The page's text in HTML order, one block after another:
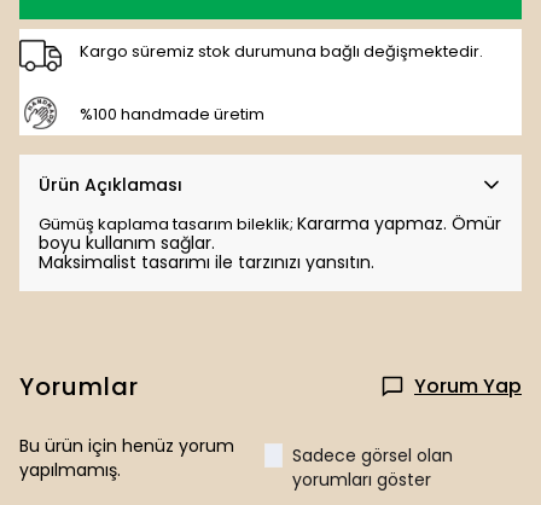
Kargo süremiz stok durumuna bağlı değişmektedir.
%100 handmade üretim
Ürün Açıklaması
Gümüş kaplama tasarım bileklik; Kararma yapmaz. Ömür
boyu kullanım sağlar.
Maksimalist tasarımı ile tarzınızı yansıtın.
Yorumlar Yorum Yap
Bu ürün için henüz yorum
yapılmamış.
Sadece görsel olan
yorumları göster